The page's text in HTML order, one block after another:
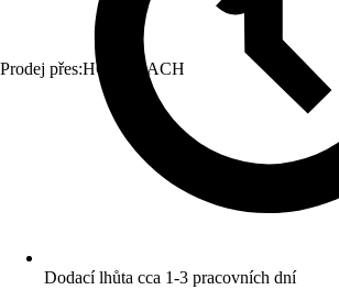
Prodej přes:HORNBACH
Dodací lhůta cca 1-3 pracovních dní